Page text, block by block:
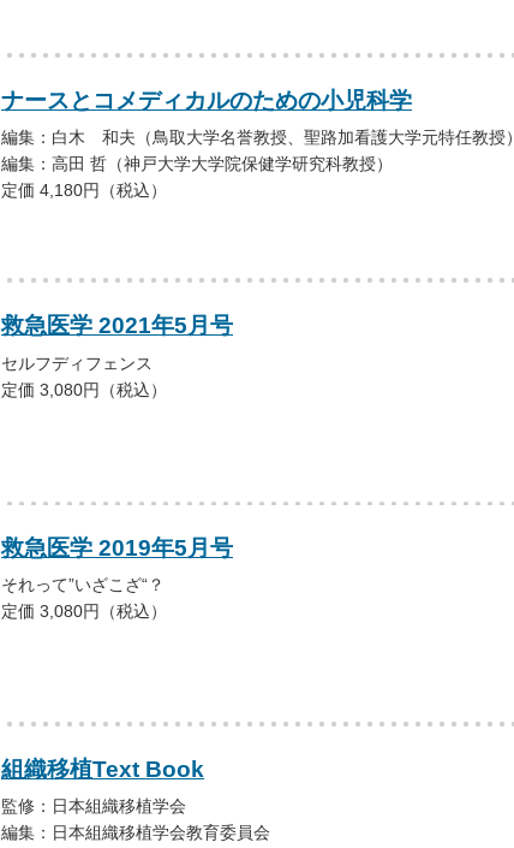
ナースとコメディカルのための小児科学
編集：白木 和夫（鳥取大学名誉教授、聖路加看護大学元特任教授）
編集：高田 哲（神戸大学大学院保健学研究科教授）
定価 4,180円（税込）
救急医学 2021年5月号
セルフディフェンス
定価 3,080円（税込）
救急医学 2019年5月号
それって”いざこざ“？
定価 3,080円（税込）
組織移植Text Book
監修：日本組織移植学会
編集：日本組織移植学会教育委員会